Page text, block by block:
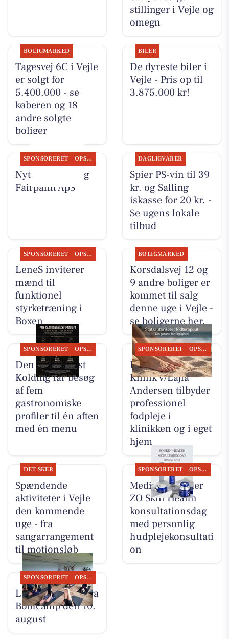
stillinger i Vejle og
omegn
BOLIGMARKED
Tagesvej 6C i Vejle
er solgt for
5.400.000 - se
køberen og 18
andre solgte
boliger
BILER
De dyreste biler i
Vejle - Pris op til
3.875.000 kr!
SPONSORERET OPSLAGSTAVLEN
Nyt fra LeneS og
Fairpaint ApS
DAGLIGVARER
Spier PS-vin til 39
kr. og Salling
iskasse for 20 kr. -
Se ugens lokale
tilbud
SPONSORERET OPSLAGSTAVLEN
LeneS inviterer
mænd til
funktionel
styrketræning i
Boxen
BOLIGMARKED
Korsdalsvej 12 og
9 andre boliger er
kommet til salg
denne uge i Vejle -
se boligerne her.
SPONSORERET OPSLAGSTAVLEN
Den Hvide Hest
Kolding får besøg
af fem
gastronomiske
profiler til én aften
med én menu
SPONSORERET OPSLAGSTAVLEN
Fodterapeutisk
Klinik v/Lajla
Andersen tilbyder
professionel
fodpleje i
klinikken og i eget
hjem
DET SKER
Spændende
aktiviteter i Vejle
den kommende
uge - fra
sangarrangement
til motionsløb
SPONSORERET OPSLAGSTAVLEN
MediSkin holder
ZO Skin Health
konsultationsdag
med personlig
hudplejekonsultati
on
SPONSORERET OPSLAGSTAVLEN
LeneS starter Yoga
Bootcamp den 10.
august